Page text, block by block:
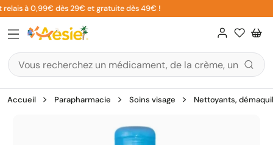
Aller
au
contenu
à 0,99€ dès 29€ et gratuite dès 49€ !
Accueil Parapharmacie Soins visage Nettoyants,